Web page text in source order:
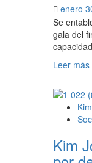
enero
Se
gala del
Leer más
Kim